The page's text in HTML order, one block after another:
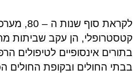
לקראת
קטסטרופלי, הן עקב שביתות
בתורים אינסופיים לטיפולים
בבתי החולים ובקופת החולים